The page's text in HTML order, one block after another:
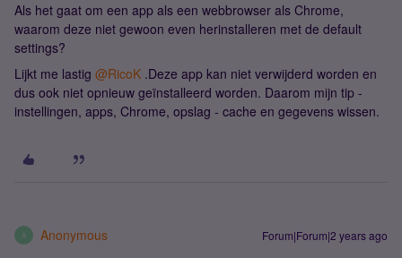
Als het gaat om een app als een webbrowser als Chrome,
waarom deze niet gewoon even herinstalleren met de default
settings?
Lijkt me lastig @RicoK .Deze app kan niet verwijderd worden en
dus ook niet opnieuw geïnstalleerd worden. Daarom mijn tip -
instellingen, apps, Chrome, opslag - cache en gegevens wissen.
A Anonymous Forum|Forum|2 years ago